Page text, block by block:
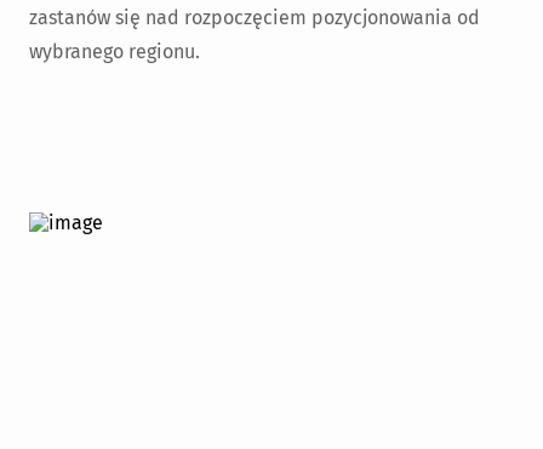
zastanów się nad rozpoczęciem pozycjonowania od
wybranego regionu.